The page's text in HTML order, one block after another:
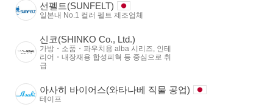
선펠트(SUNFELT)
일본내 No.1 컬러 펠트 제조업체
신코(SHINKO Co., Ltd.)
가방・소품・파우치용 alba 시리즈, 인테
리어・내장재용 합성피혁 등 중심으로 취
급
아사히 바이어스(와타나베 직물 공업)
테이프